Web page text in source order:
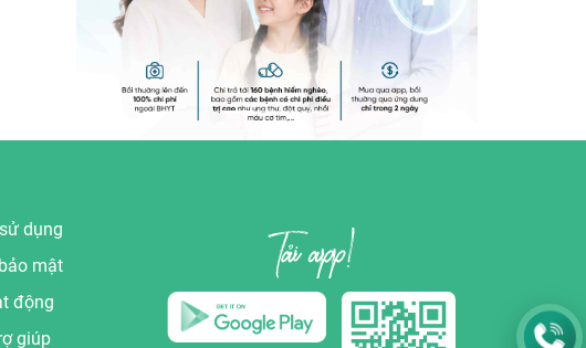
dụng
mật
động
giúp